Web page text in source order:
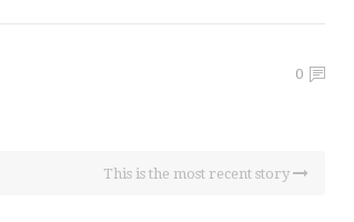
0
This is the most recent story